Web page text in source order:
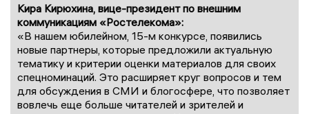
Кира Кирюхина, вице-президент по внешним
коммуникациям «Ростелекома»:
«В нашем юбилейном, 15-м конкурсе, появились
новые партнеры, которые предложили актуальную
тематику и критерии оценки материалов для своих
спецноминаций. Это расширяет круг вопросов и тем
для обсуждения в СМИ и блогосфере, что позволяет
вовлечь еще больше читателей и зрителей и